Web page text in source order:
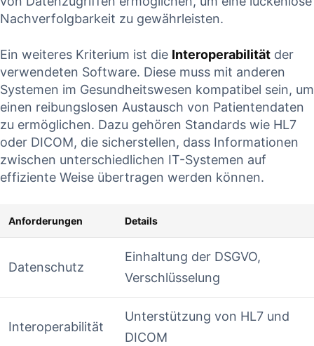
Nachverfolgbarkeit zu‌ gewährleisten.
Ein weiteres Kriterium​ ist die Interoperabilität der
verwendeten Software.‍ Diese‌ muss mit anderen
‌Systemen im ⁣Gesundheitswesen kompatibel ​sein, um
einen reibungslosen Austausch von Patientendaten
zu ermöglichen. Dazu ⁣gehören Standards ‍wie ⁣HL7
oder​ DICOM, die sicherstellen, dass Informationen
zwischen unterschiedlichen IT-Systemen auf
effiziente Weise übertragen werden können.
Anforderungen Details
Datenschutz
Einhaltung ‌der ⁤DSGVO,
Verschlüsselung
Interoperabilität
Unterstützung⁤ von HL7 und
DICOM